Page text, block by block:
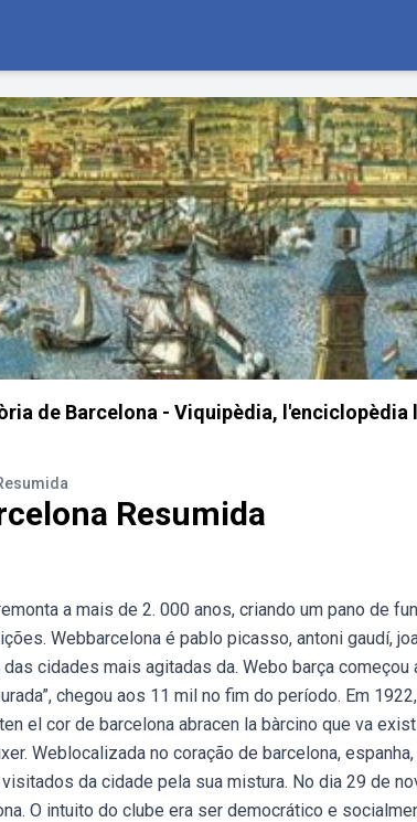
de Barcelona - Viquipèdia, l'enciclopèdia
Resumida
a mais de 2. 000 anos, criando um pano de
Webbarcelona é pablo picasso, antoni gaudí,
das cidades mais agitadas da. Webo barça
chegou aos 11 mil no fim do período. Em
el cor de barcelona abracen la bàrcino que va
Weblocalizada no coração de barcelona,
da cidade pela sua mistura. No dia 29 de
O intuito do clube era ser democrático e